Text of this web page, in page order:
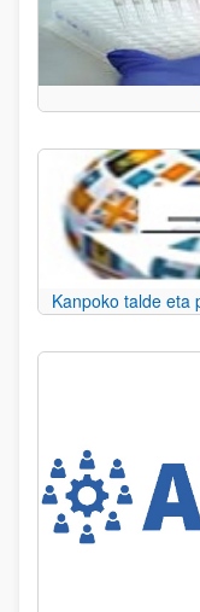
Kanpoko talde eta